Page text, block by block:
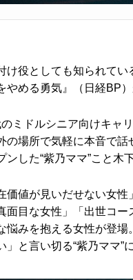
け役としても知られて
やめる勇気』（日経BP
ミドルシニア向けキャ
の場所で気軽に本音で
した“紫乃ママ”こと木
価値が見いだせない女
面目な女性」「出世コ
悩みを抱える女性が登
」と言い切る“紫乃ママ”